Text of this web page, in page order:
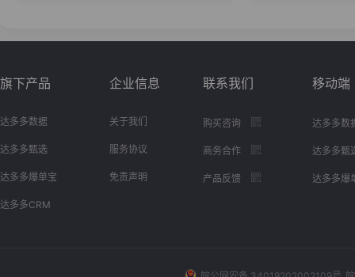
旗下产品
达多多数据
达多多甄选
达多多爆单宝
达多多CRM
企业信息
关于我们
服务协议
免责声明
联系我们
购买咨询
商务合作
产品反馈
移动端
达多多数
达多多甄
达多多爆